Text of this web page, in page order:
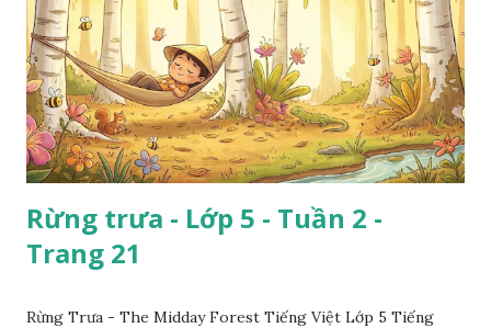
Rừng trưa - Lớp 5 - Tuần 2 -
Trang 21
Rừng Trưa - The Midday Forest Tiếng Việt Lớp 5 Tiếng